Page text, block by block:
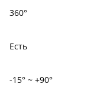
360°
Есть
-15° ~ +90°